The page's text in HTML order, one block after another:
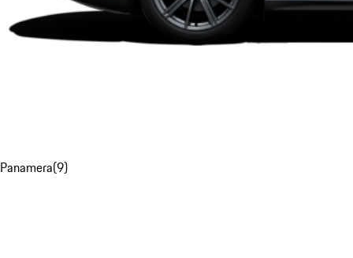
Panamera(9)